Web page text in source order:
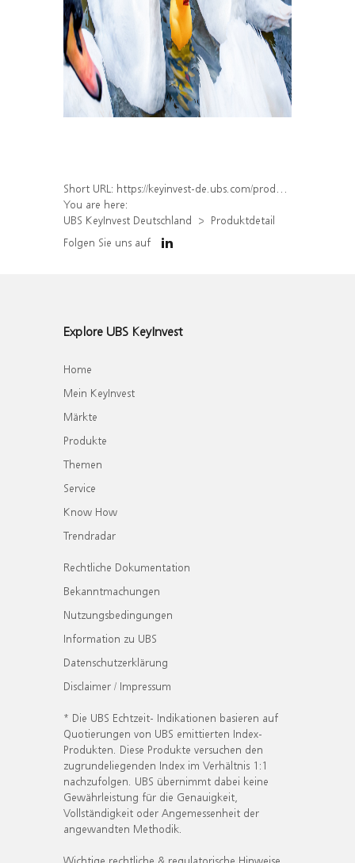
Short URL: https://keyinvest-de.ubs.com/produkt/detail/index/isin/DE000WA4TVA9
You are here:
UBS KeyInvest Deutschland
Produktdetail
Folgen Sie uns auf
Explore UBS KeyInvest
Home
Mein KeyInvest
Märkte
Produkte
Themen
Service
Know How
Trendradar
Rechtliche Dokumentation
Bekanntmachungen
Nutzungsbedingungen
Information zu UBS
Datenschutzerklärung
Disclaimer / Impressum
* Die UBS Echtzeit- Indikationen basieren auf
Quotierungen von UBS emittierten Index-
Produkten. Diese Produkte versuchen den
zugrundeliegenden Index im Verhältnis 1:1
nachzufolgen. UBS übernimmt dabei keine
Gewährleistung für die Genauigkeit,
Vollständigkeit oder Angemessenheit der
angewandten Methodik.